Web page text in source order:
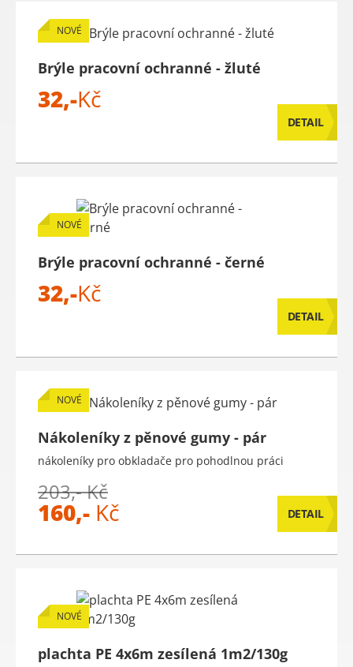
NOVÉ
Brýle pracovní ochranné - žluté
32,-Kč
DETAIL
NOVÉ
Brýle pracovní ochranné - černé
32,-Kč
DETAIL
NOVÉ
Nákoleníky z pěnové gumy - pár
nákoleníky pro obkladače pro pohodlnou práci
203,- Kč
160,- Kč DETAIL
NOVÉ
plachta PE 4x6m zesílená 1m2/130g